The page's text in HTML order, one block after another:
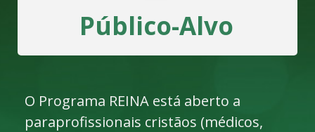
Público-Alvo
O Programa REINA está aberto a
paraprofissionais cristãos (médicos,